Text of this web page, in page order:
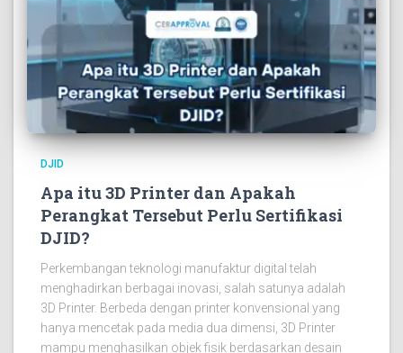
DJID
Apa itu 3D Printer dan Apakah
Perangkat Tersebut Perlu Sertifikasi
DJID?
Perkembangan teknologi manufaktur digital telah
menghadirkan berbagai inovasi, salah satunya adalah
3D Printer. Berbeda dengan printer konvensional yang
hanya mencetak pada media dua dimensi, 3D Printer
mampu menghasilkan objek fisik berdasarkan desain